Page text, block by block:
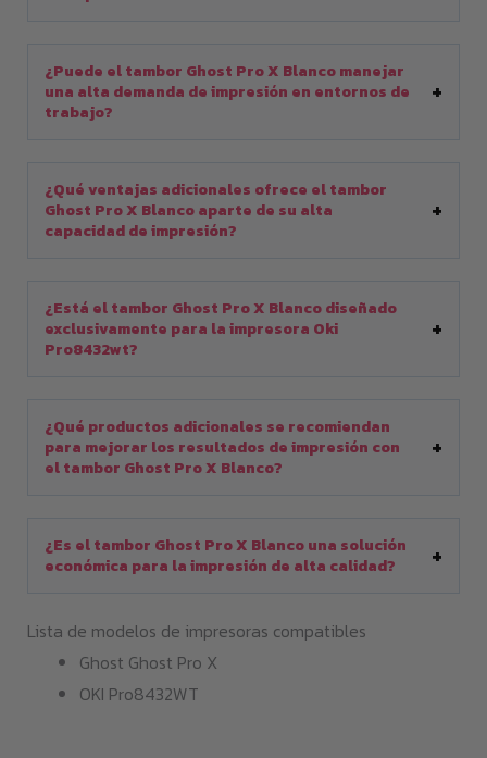
¿Puede el tambor Ghost Pro X Blanco manejar
una alta demanda de impresión en entornos de
trabajo?
¿Qué ventajas adicionales ofrece el tambor
Ghost Pro X Blanco aparte de su alta
capacidad de impresión?
¿Está el tambor Ghost Pro X Blanco diseñado
exclusivamente para la impresora Oki
Pro8432wt?
¿Qué productos adicionales se recomiendan
para mejorar los resultados de impresión con
el tambor Ghost Pro X Blanco?
¿Es el tambor Ghost Pro X Blanco una solución
económica para la impresión de alta calidad?
Lista de modelos de impresoras compatibles
Ghost Ghost Pro X
OKI Pro8432WT